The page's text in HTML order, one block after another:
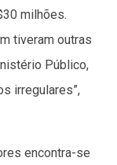
milhões.
tiveram outras
Público,
irregulares”,
encontra-se